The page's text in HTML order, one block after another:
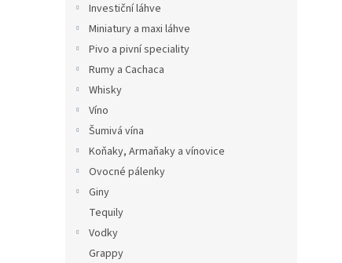
Investiční láhve
Miniatury a maxi láhve
Pivo a pivní speciality
Rumy a Cachaca
Whisky
Víno
Šumivá vína
Koňaky, Armaňaky a vínovice
Ovocné pálenky
Giny
Tequily
Vodky
Grappy